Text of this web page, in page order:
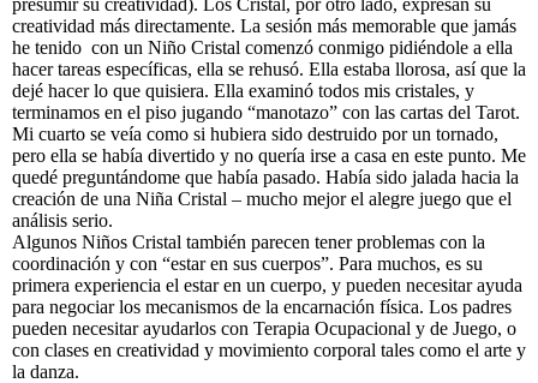
creatividad más directamente. La sesión más memorable que jamás
he tenido con un Niño Cristal comenzó conmigo pidiéndole a ella
hacer tareas específicas, ella se rehusó. Ella estaba llorosa, así que la
dejé hacer lo que quisiera. Ella examinó todos mis cristales, y
terminamos en el piso jugando “manotazo” con las cartas del Tarot.
Mi cuarto se veía como si hubiera sido destruido por un tornado,
pero ella se había divertido y no quería irse a casa en este punto. Me
quedé preguntándome que había pasado. Había sido jalada hacia la
creación de una Niña Cristal – mucho mejor el alegre juego que el
análisis serio.
Algunos Niños Cristal también parecen tener problemas con la
coordinación y con “estar en sus cuerpos”. Para muchos, es su
primera experiencia el estar en un cuerpo, y pueden necesitar ayuda
para negociar los mecanismos de la encarnación física. Los padres
pueden necesitar ayudarlos con Terapia Ocupacional y de Juego, o
con clases en creatividad y movimiento corporal tales como el arte y
la danza.